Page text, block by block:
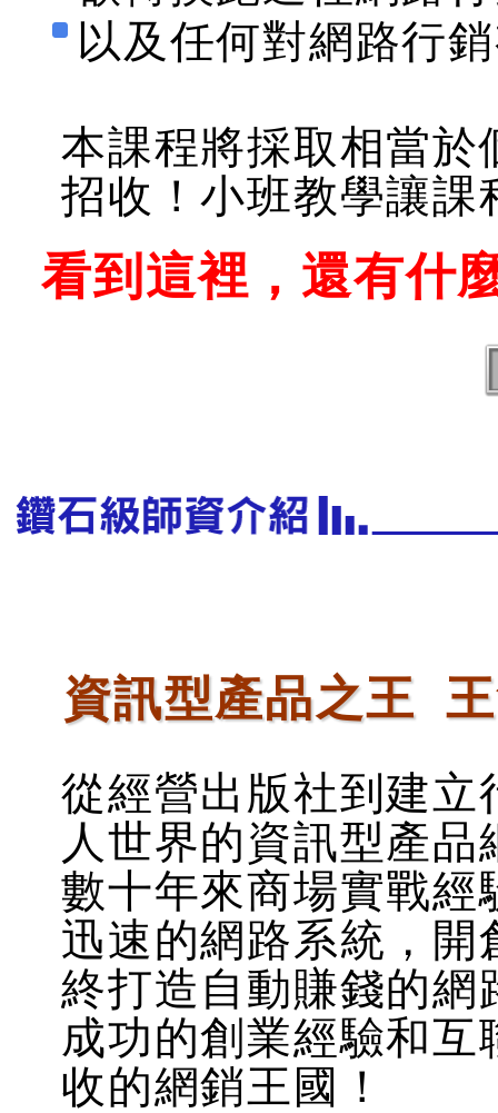
以及任何對網路行
本課程將採取相當
招收！小班教學讓
看到這裡，還有什
資訊型產品之王
從經營出版社到建立
人世界的資訊型產品
數十年來商場實戰經
迅速的網路系統，
終打造自動賺錢的
成功的創業經驗和
收的網銷王國！